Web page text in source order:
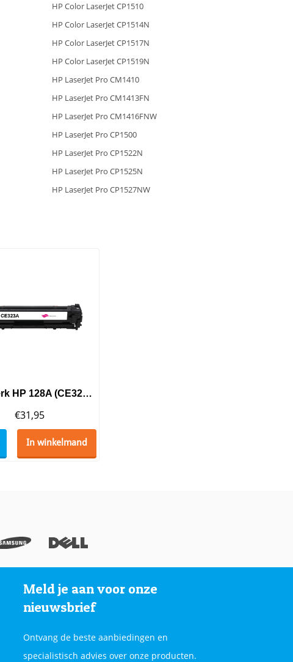
HP Color LaserJet CP1510
HP Color LaserJet CP1514N
HP Color LaserJet CP1517N
HP Color LaserJet CP1519N
HP LaserJet Pro CM1410
HP LaserJet Pro CM1413FN
HP LaserJet Pro CM1416FNW
HP LaserJet Pro CP1500
HP LaserJet Pro CP1522N
HP LaserJet Pro CP1525N
HP LaserJet Pro CP1527NW
Huismerk HP 128A (CE323A) Toner Magenta
€31,95
In winkelmand
Meld je aan voor onze
nieuwsbrief
Ontvang de beste aanbiedingen en
specialistisch advies over onze producten.